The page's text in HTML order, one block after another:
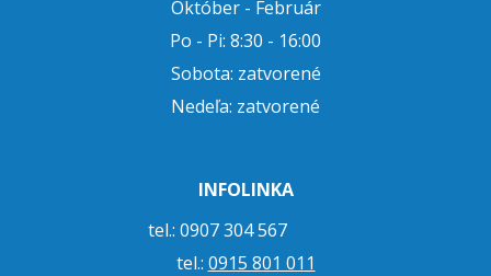
Október - Február
Po - Pi: 8:30 - 16:00
Sobota: zatvorené
Nedeľa: zatvorené
INFOLINKA
tel.: 0907 304 567
tel.: 0915 801 011